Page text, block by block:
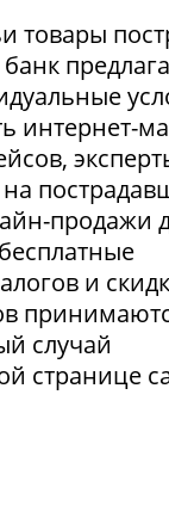
товары
интернет-
продажи
и
случай
странице